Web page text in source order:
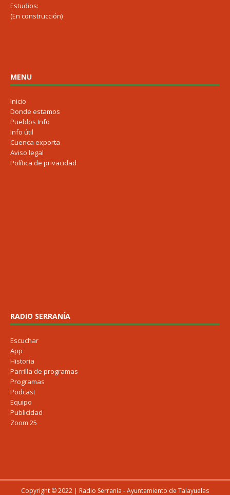
Estudios:
(En construcción)
MENU
Inicio
Donde estamos
Pueblos Info
Info útil
Cuenca exporta
Aviso legal
Política de privacidad
RADIO SERRANÍA
Escuchar
App
Historia
Parrilla de programas
Programas
Podcast
Equipo
Publicidad
Zoom 25
Copyright © 2022 | Radio Serranía - Ayuntamiento de Talayuelas